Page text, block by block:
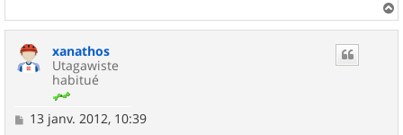
a
xanathos
Utagawiste
habitué
M13 janv. 2012, 10:39